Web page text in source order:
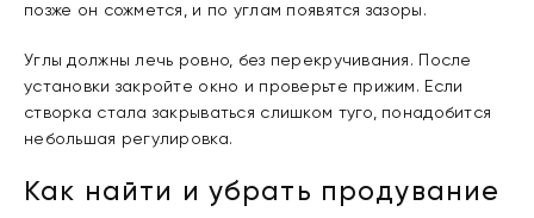
позже он сожмется, и по углам появятся зазоры.
Углы должны лечь ровно, без перекручивания. После
установки закройте окно и проверьте прижим. Если
створка стала закрываться слишком туго, понадобится
небольшая регулировка.
Как найти и убрать продувание